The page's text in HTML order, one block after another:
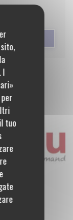
I
tuo
UNA NUOVA